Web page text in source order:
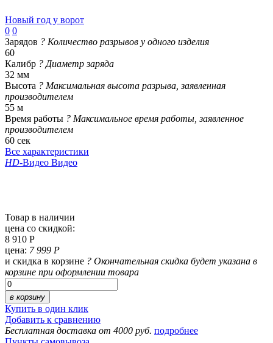
Новый год у ворот
0 0
Зарядов ? Количество разрывов у одного изделия
60
Калибр ? Диаметр заряда
32 мм
Высота ? Максимальная высота разрыва, заявленная
производителем
55 м
Время работы ? Максимальное время работы, заявленное
производителем
60 сек
Все характеристики
HD-Видео Видео
Товар в наличии
цена со скидкой:
8 910 Р
цена: 7 999 Р
и скидка в корзине ? Окончательная скидка будет указана в
корзине при оформлении товара
в корзину
Купить в один клик
Добавить к сравнению
Бесплатная доставка от 4000 руб. подробнее